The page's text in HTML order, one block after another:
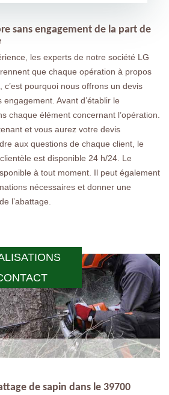
sans engagement de la part de
les experts de notre société LG
que chaque opération à propos
c’est pourquoi nous offrons un devis
Avant d’établir le
chaque élément concernant l’opération.
et vous aurez votre devis
aux questions de chaque client, le
est disponible 24 h/24. Le
à tout moment. Il peut également
nécessaires et donner une
l’abattage.
de sapin dans le 39700